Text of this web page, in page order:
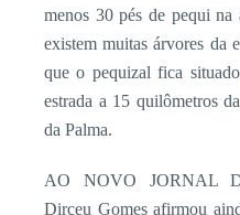
menos 30 pés de pequi na
existem muitas árvores da
que o pequizal fica
estrada a 15 quilômetros
da Palma.
AO NOVO JORNAL
Dirceu Gomes afirmou